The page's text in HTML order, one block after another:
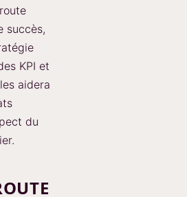
succès,
KPI et
aidera
du